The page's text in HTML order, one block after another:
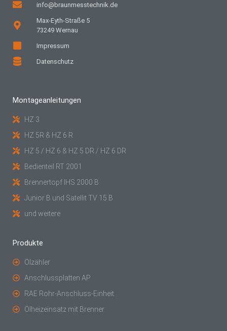
info@braunmesstechnik.de
Max-Eyth-Straße 5
73249 Wernau
Impressum
Datenschutz
Montageanleitungen
HZ 3
HZ 5R & HZ 6 R
HZ 5 / HZ 6 & HZ 5 DR / HZ 6 DR
Bedienteil RT 2001
Brennertopf IHS 2000 B
Junior B und Satellit TV 15 B
und weitere
Produkte
Ölzähler
Anschlussplatten AP
RAE Rohr-Anschluss-Einheit
Ölheizeinsatz mit Brenner